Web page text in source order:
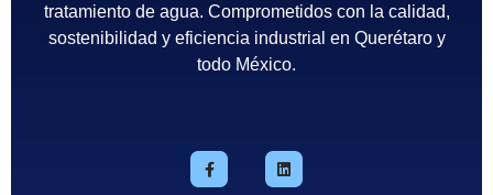
tratamiento de agua. Comprometidos con la calidad,
sostenibilidad y eficiencia industrial en Querétaro y
todo México.